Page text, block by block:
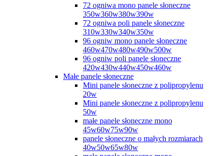
72 ogniwa mono panele słoneczne
350w360w380w390w
72 ogniwa poli panele słoneczne
310w330w340w350w
96 ogniw mono panele słoneczne
460w470w480w490w500w
96 ogniw poli panele słoneczne
420w430w440w450w460w
Małe panele słoneczne
Mini panele słoneczne z polipropylenu
20w
Mini panele słoneczne z polipropylenu
50w
małe panele słoneczne mono
45w60w75w90w
panele słoneczne o małych rozmiarach
40w50w65w80w